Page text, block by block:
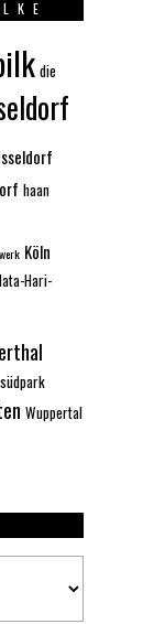
die
haan
Köln
Hari-
südpark
Wuppertal